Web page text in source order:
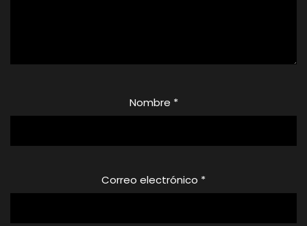
Nombre *
Correo electrónico *